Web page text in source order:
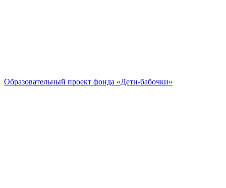
Образовательный проект фонда «Дети-бабочки»